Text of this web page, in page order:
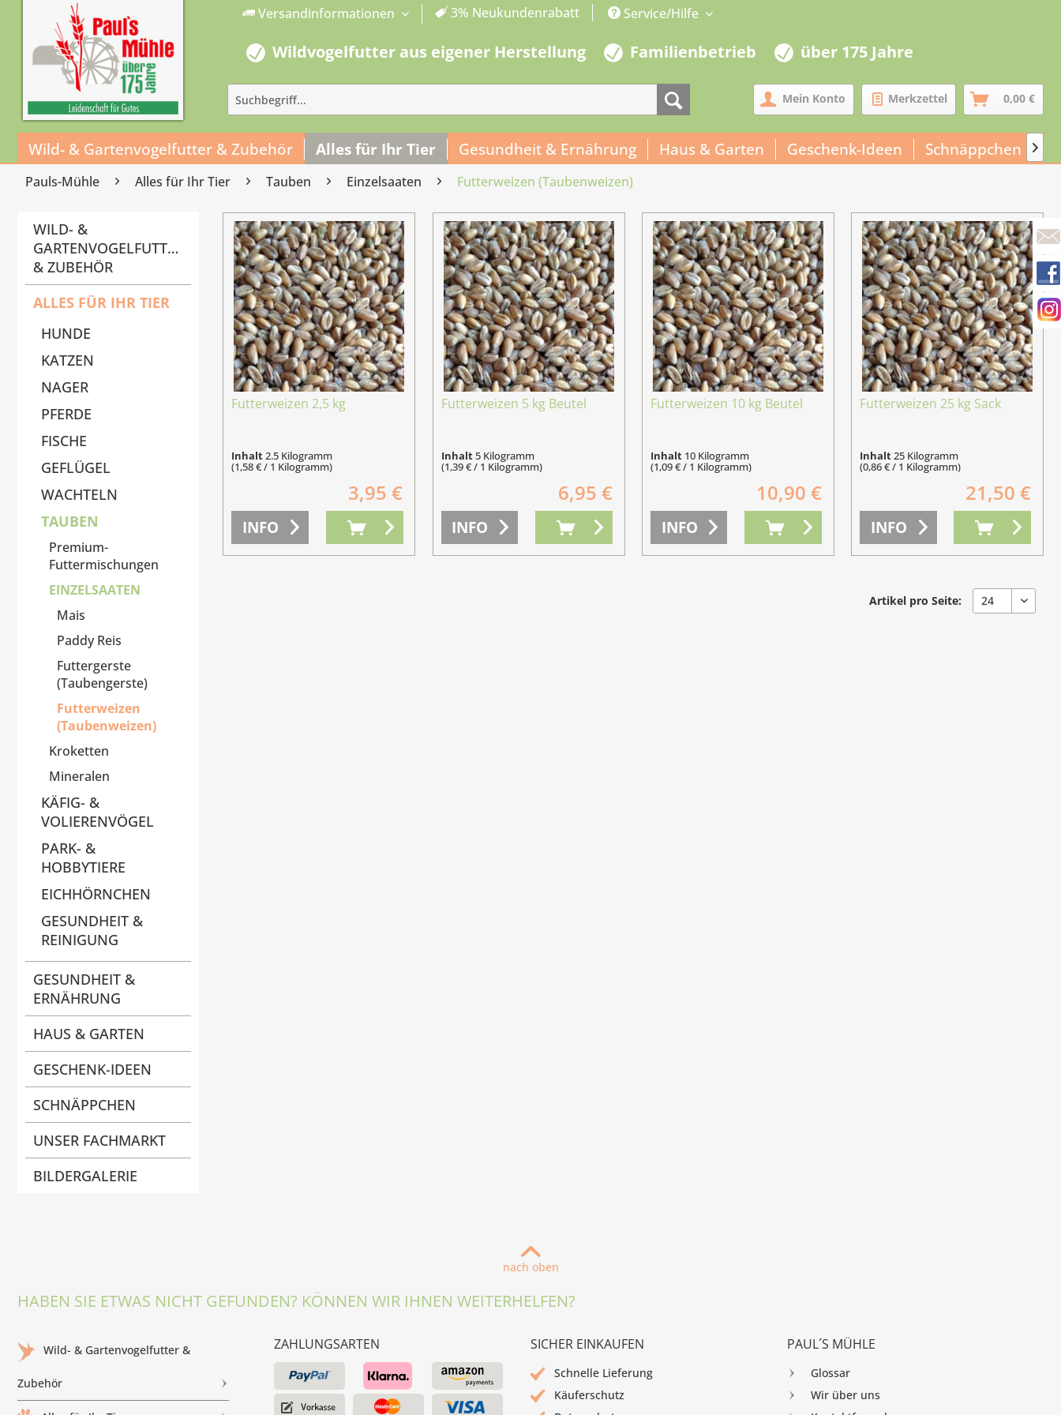
Versandinformationen 3% Neukundenrabatt Service/Hilfe
Wildvogelfutter aus eigener Herstellung Familienbetrieb über 175 Jahre
Mein Konto Merkzettel 0,00 €
Wild- & Gartenvogelfutter & Zubehör Alles für Ihr Tier Gesundheit & Ernährung Haus & Garten Geschenk-Ideen Schnäppchen 
Pauls-Mühle Alles für Ihr Tier Tauben Einzelsaaten Futterweizen (Taubenweizen)
WILD- &
GARTENVOGELFUTTER
& ZUBEHÖR
ALLES FÜR IHR TIER
HUNDE
KATZEN
NAGER
PFERDE
FISCHE
GEFLÜGEL
WACHTELN
TAUBEN
Premium-
Futtermischungen
EINZELSAATEN
Mais
Paddy Reis
Futtergerste
(Taubengerste)
Futterweizen
(Taubenweizen)
Kroketten
Mineralen
KÄFIG- &
VOLIERENVÖGEL
PARK- &
HOBBYTIERE
EICHHÖRNCHEN
GESUNDHEIT &
REINIGUNG
GESUNDHEIT &
ERNÄHRUNG
HAUS & GARTEN
GESCHENK-IDEEN
SCHNÄPPCHEN
UNSER FACHMARKT
BILDERGALERIE
Futterweizen 2,5 kg
Inhalt2.5 Kilogramm
(1,58 € / 1 Kilogramm)
3,95 €
INFO
Futterweizen 5 kg Beutel
Inhalt5 Kilogramm
(1,39 € / 1 Kilogramm)
6,95 €
INFO
Futterweizen 10 kg Beutel
Inhalt 10 Kilogramm
(1,09 € / 1 Kilogramm)
10,90 €
INFO
Futterweizen 25 kg Sack
Inhalt25 Kilogramm
(0,86 € / 1 Kilogramm)
21,50 €
INFO
Artikel pro Seite:
nach oben
HABEN SIE ETWAS NICHT GEFUNDEN? KÖNNEN WIR IHNEN WEITERHELFEN?
Wild- & Gartenvogelfutter &
Zubehör
ZAHLUNGSARTEN SICHER EINKAUFEN
Schnelle Lieferung
Käuferschutz
PAUL´S MÜHLE
Glossar
Wir über uns